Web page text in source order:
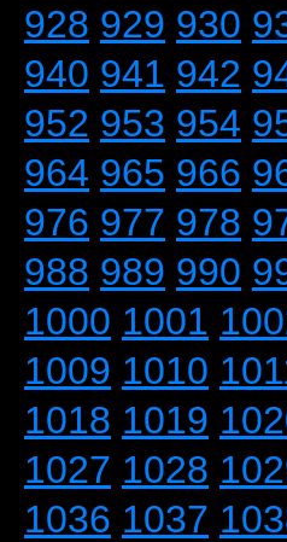
928 929 930
940 941 942
952 953 954
964 965 966
976 977 978
988 989 990
1000 1001
1009 1010
1018 1019
1027 1028
1036 1037